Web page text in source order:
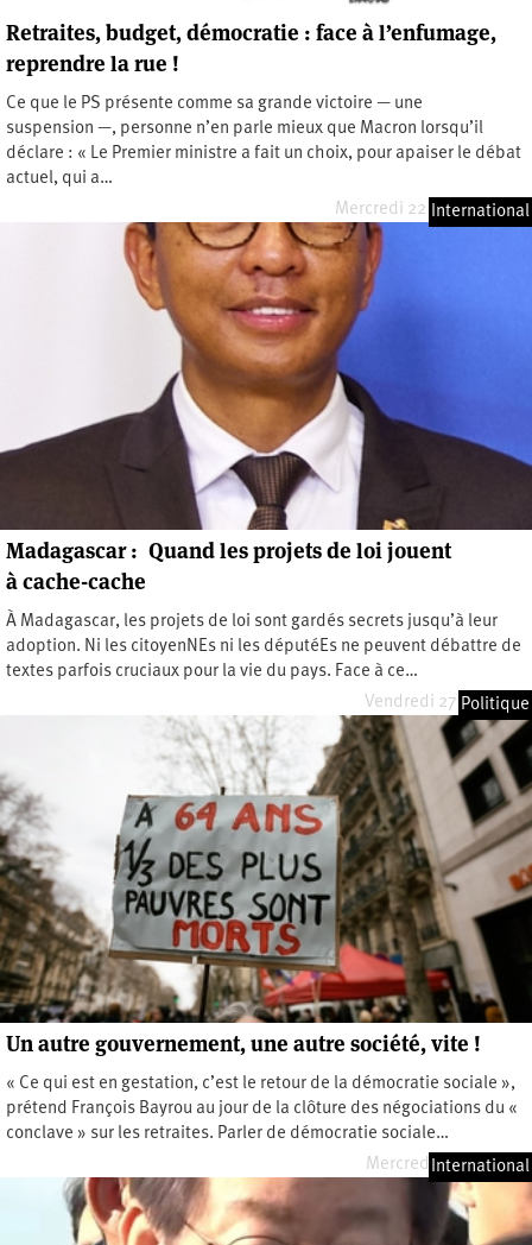
Retraites, budget, démocratie : face à l’enfumage,
reprendre la rue !
Ce que le PS présente comme sa grande victoire — une
suspension —, personne n’en parle mieux que Macron lorsqu’il
déclare : « Le Premier ministre a fait un choix, pour apaiser le débat
actuel, qui a…
Mercredi 22 octobre 2025
International
Madagascar : Quand les projets de loi jouent
à cache-cache
À Madagascar, les projets de loi sont gardés secrets jusqu’à leur
adoption. Ni les citoyenNEs ni les députéEs ne peuvent débattre de
textes parfois cruciaux pour la vie du pays. Face à ce…
Vendredi 27 juin 2025
Politique
Un autre gouvernement, une autre société, vite !
« Ce qui est en gestation, c’est le retour de la démocratie sociale »,
prétend François Bayrou au jour de la clôture des négociations du «
conclave » sur les retraites. Parler de démocratie sociale…
Mercredi 18 juin 2025
International